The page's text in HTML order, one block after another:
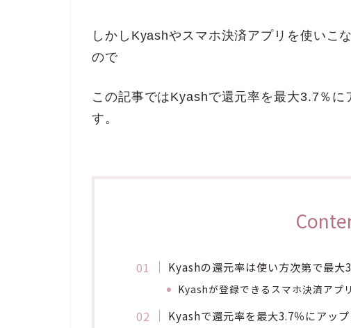
しかしKyashやスマホ決済アプリを使いこ
ので
この記事ではKyashで還元率を最大3.7％に
す。
Kyashの還元率は使い方次第で最大
Kyashが登録できるスマホ決済アプリ
Kyashで還元率を最大3.7％にアッ